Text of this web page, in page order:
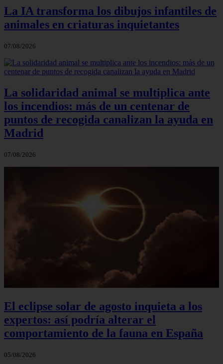
La IA transforma los dibujos infantiles de
animales en criaturas inquietantes
07/08/2026
La solidaridad animal se multiplica ante
los incendios: más de un centenar de
puntos de recogida canalizan la ayuda en
Madrid
07/08/2026
El eclipse solar de agosto inquieta a los
expertos: así podría alterar el
comportamiento de la fauna en España
05/08/2026